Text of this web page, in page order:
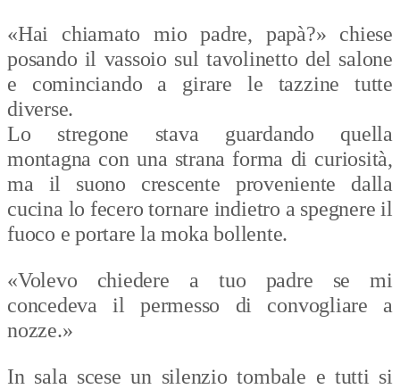
«Hai chiamato mio padre, papà?» chiese
posando il vassoio sul tavolinetto del salone
e cominciando a girare le tazzine tutte
diverse.
Lo stregone stava guardando quella
montagna con una strana forma di curiosità,
ma il suono crescente proveniente dalla
cucina lo fecero tornare indietro a spegnere il
fuoco e portare la moka bollente.
«Volevo chiedere a tuo padre se mi
concedeva il permesso di convogliare a
nozze.»
In sala scese un silenzio tombale e tutti si